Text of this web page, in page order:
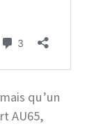
qu’un
AU65,